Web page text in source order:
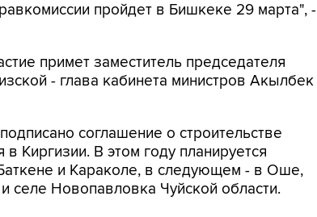
пройдет в Бишкеке 29 марта", -
примет заместитель председателя
- глава кабинета министров Акылбек
соглашение о строительстве
Киргизии. В этом году планируется
и Караколе, в следующем - в Оше,
селе Новопавловка Чуйской области.